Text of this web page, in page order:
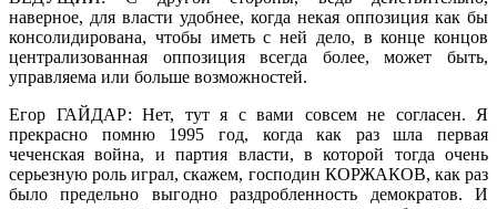
наверное, для власти удобнее, когда некая оппозиция как бы
консолидирована, чтобы иметь с ней дело, в конце концов
централизованная оппозиция всегда более, может быть,
управляема или больше возможностей.
Егор ГАЙДАР: Нет, тут я с вами совсем не согласен. Я
прекрасно помню 1995 год, когда как раз шла первая
чеченская война, и партия власти, в которой тогда очень
серьезную роль играл, скажем, господин КОРЖАКОВ, как раз
было предельно выгодно раздробленность демократов. И